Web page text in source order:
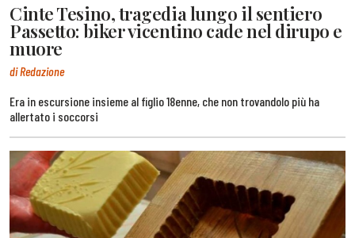
Cinte Tesino, tragedia lungo il sentiero
Passetto: biker vicentino cade nel dirupo e
muore
di Redazione
Era in escursione insieme al figlio 18enne, che non trovandolo più ha
allertato i soccorsi